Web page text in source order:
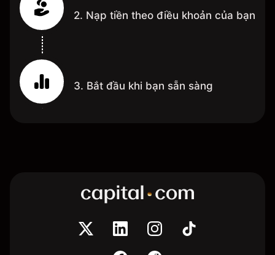
2. Nạp tiền theo điều khoản của bạn
3. Bắt đầu khi bạn sẵn sàng